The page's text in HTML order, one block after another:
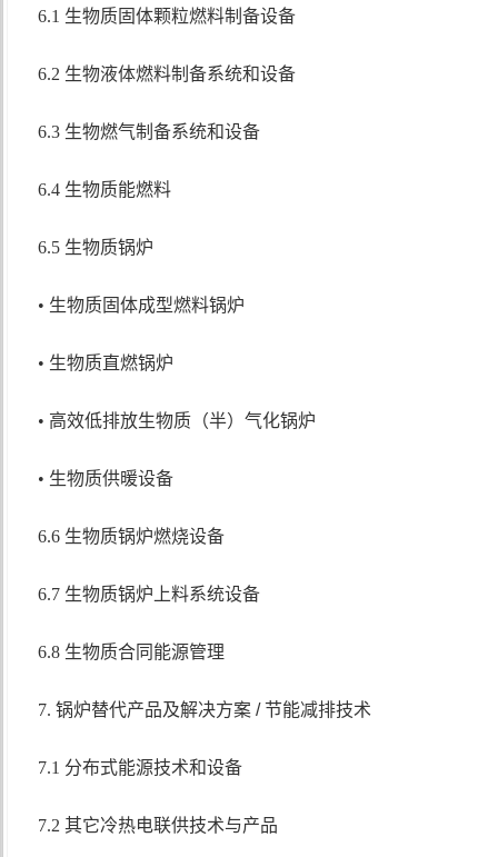
6.1 生物质固体颗粒燃料制备设备
6.2 生物液体燃料制备系统和设备
6.3 生物燃气制备系统和设备
6.4 生物质能燃料
6.5 生物质锅炉
• 生物质固体成型燃料锅炉
• 生物质直燃锅炉
• 高效低排放生物质（半）气化锅炉
• 生物质供暖设备
6.6 生物质锅炉燃烧设备
6.7 生物质锅炉上料系统设备
6.8 生物质合同能源管理
7. 锅炉替代产品及解决方案 /节能减排技术
7.1 分布式能源技术和设备
7.2 其它冷热电联供技术与产品